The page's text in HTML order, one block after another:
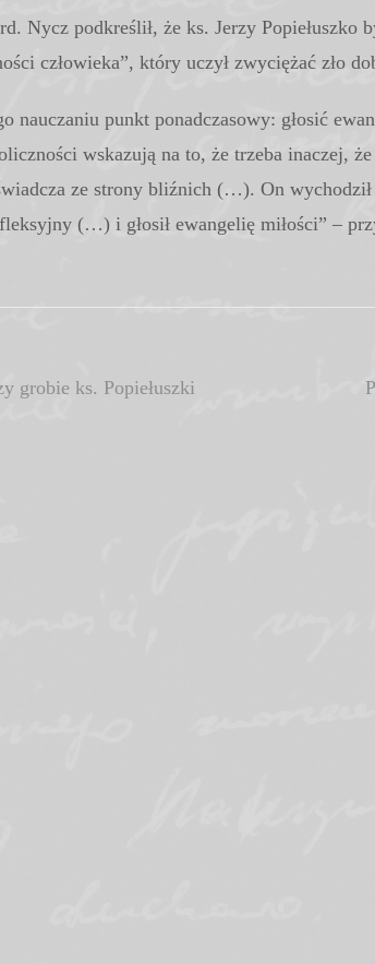
Nycz podkreślił, że ks. Jerzy Popiełuszko
człowieka”, który uczył zwyciężać zło
nauczaniu punkt ponadczasowy: głosić
wskazują na to, że trzeba inaczej,
ze strony bliźnich (…). On wychodził
(…) i głosił ewangelię miłości” –
grobie ks. Popiełuszki